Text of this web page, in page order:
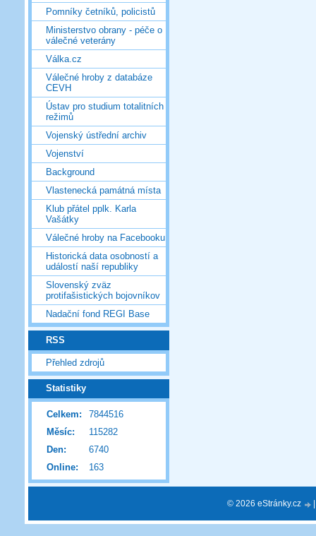
Pomníky četníků, policistů
Ministerstvo obrany - péče o
válečné veterány
Válka.cz
Válečné hroby z databáze
CEVH
Ústav pro studium totalitních
režimů
Vojenský ústřední archiv
Vojenství
Background
Vlastenecká památná místa
Klub přátel pplk. Karla
Vašátky
Válečné hroby na Facebooku
Historická data osobností a
událostí naší republiky
Slovenský zväz
protifašistických bojovníkov
Nadační fond REGI Base
RSS
Přehled zdrojů
Statistiky
Online: 163
Celkem:
7844516
Měsíc:
115282
Den:
6740
© 2026 eStránky.cz